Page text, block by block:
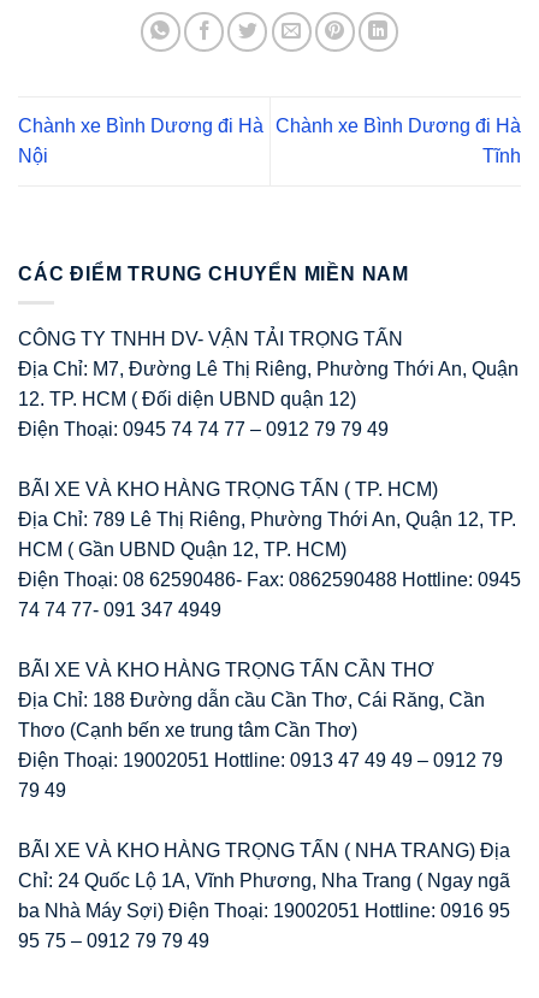
Chành xe Bình Dương đi Hà
Nội
Chành xe Bình Dương đi Hà
Tĩnh
CÁC ĐIỂM TRUNG CHUYỂN MIỀN NAM
CÔNG TY TNHH DV- VẬN TẢI TRỌNG TẤN
Địa Chỉ: M7, Đường Lê Thị Riêng, Phường Thới An, Quận
12. TP. HCM ( Đối diện UBND quận 12)
Điện Thoại: 0945 74 74 77 – 0912 79 79 49
BÃI XE VÀ KHO HÀNG TRỌNG TẤN ( TP. HCM)
Địa Chỉ: 789 Lê Thị Riêng, Phường Thới An, Quận 12, TP.
HCM ( Gần UBND Quận 12, TP. HCM)
Điện Thoại: 08 62590486- Fax: 0862590488 Hottline: 0945
74 74 77- 091 347 4949
BÃI XE VÀ KHO HÀNG TRỌNG TẤN CẦN THƠ
Địa Chỉ: 188 Đường dẫn cầu Cần Thơ, Cái Răng, Cần
Thơo (Cạnh bến xe trung tâm Cần Thơ)
Điện Thoại: 19002051 Hottline: 0913 47 49 49 – 0912 79
79 49
BÃI XE VÀ KHO HÀNG TRỌNG TẤN ( NHA TRANG) Địa
Chỉ: 24 Quốc Lộ 1A, Vĩnh Phương, Nha Trang ( Ngay ngã
ba Nhà Máy Sợi) Điện Thoại: 19002051 Hottline: 0916 95
95 75 – 0912 79 79 49